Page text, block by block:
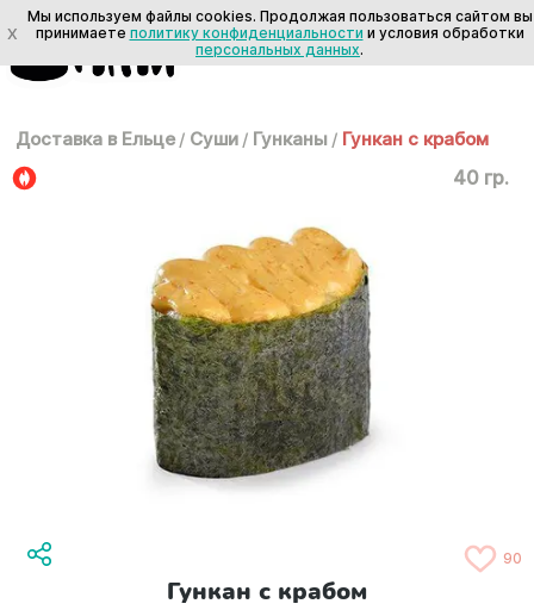
Доставка в Ельце / Суши / Гунканы / Гункан с крабом
40 гр.
90
Гункан с крабом
X
Мы используем файлы cookies. Продолжая пользоваться сайтом вы
принимаете политику конфиденциальности и условия обработки
персональных данных.